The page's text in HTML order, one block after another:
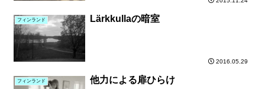
フィンランド Lärkkullaの暗室
2016.05.29
フィンランド 他力による扉ひらけ